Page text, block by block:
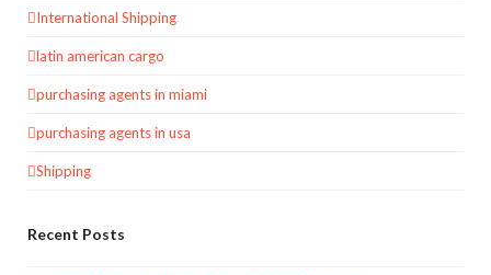
International Shipping
latin american cargo
purchasing agents in miami
purchasing agents in usa
Shipping
Recent Posts